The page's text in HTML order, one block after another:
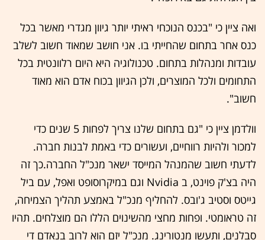
ואה ציין כי "בכנס הנוכחי ראיתי יותר גיוון מגדרי מאשר בכל
כנס אחר בתחום שהחייתי בו. אני חושב שמאוד חשוב לשלב
עובדות ומנהלות בתחום. טכנולוגיה היא היום רלוונטית בכל
התחומים ולכל המוצרים, ולכן הגיוון בכוח אדם הוא מאוד
חשוב".
וולדמן ציין כי "גם בתחום שלנו צריך לפחות 5 שנים כדי
למכור ולהיות רווחיים, ועשורים כדי באמת לבנות חברה.
לדעתי חשוב שהמנהל המייסד ישאר מנכ"ל החברה.כך זה
היה בצ'ק פוינט, ב Nvidia וגם במיקרוסופט ואפל, עם ביל
גייטס וסטיב ג'ובס. להחליף מנכ"ל באמצע תהליך הצמיחה,
זה טראומטי. ופחות מחצי מהשינוים הללו הם מוצלחים. תהיו
סבלנים, ותעשו מנטורינג. מנכ"ל יזם הוא לרוב בנאדם די